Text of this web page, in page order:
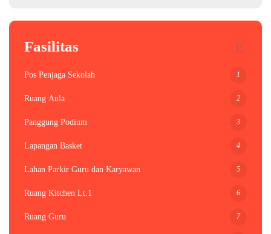
Fasilitas
Pos Penjaga Sekolah 1
Ruang Aula 2
Panggung Podium 3
Lapangan Basket 4
Lahan Parkir Guru dan Karyawan 5
Ruang Kitchen Lt.1 6
Ruang Guru 7